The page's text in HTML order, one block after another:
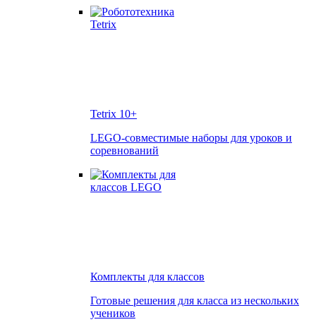
Tetrix 10+
LEGO-совместимые наборы для уроков и
соревнований
Комплекты для классов
Готовые решения для класса из нескольких
учеников